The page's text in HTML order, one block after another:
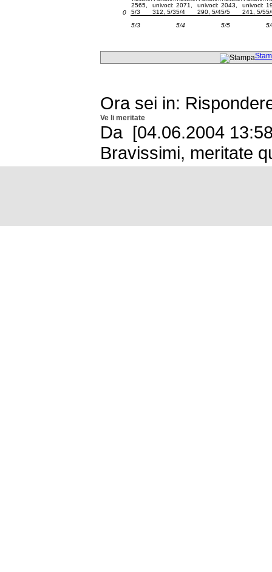
0
5/3
5/4 5/5
Ora sei in:
Ve li meritate
Da [04.06.2004
Bravissimi, meritate